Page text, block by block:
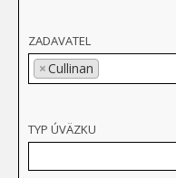
ZADAVATEL
×Cullinan
TYP ÚVÄZKU